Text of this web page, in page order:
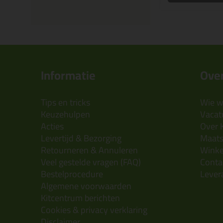
Informatie
Tips en tricks
Keuzehulpen
Acties
Levertijd & Bezorging
Retourneren & Annuleren
Veel gestelde vragen (FAQ)
Bestelprocedure
Algemene voorwaarden
Kitcentrum berichten
Cookies & privacy verklaring
Wie
Over